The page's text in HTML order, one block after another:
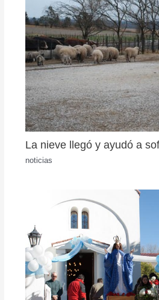
La nieve llegó y ayudó a
noticias